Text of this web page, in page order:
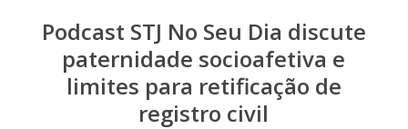
Podcast STJ No Seu Dia discute
paternidade socioafetiva e
limites para retificação de
registro civil